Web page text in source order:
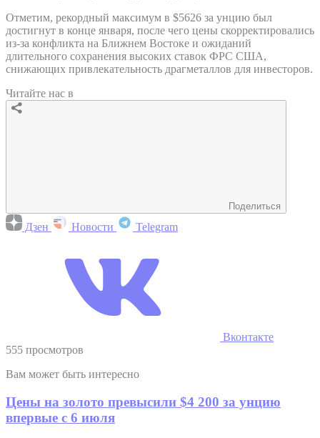
Отметим, рекордный максимум в $5626 за унцию был
достигнут в конце января, после чего цены скорректировались
из-за конфликта на Ближнем Востоке и ожиданий
длительного сохранения высоких ставок ФРС США,
снижающих привлекательность драгметаллов для инвесторов.
Читайте нас в
Поделиться
Дзен Новости Telegram
Вконтакте
555 просмотров
Вам может быть интересно
Цены на золото превысили $4 200 за унцию
впервые с 6 июля